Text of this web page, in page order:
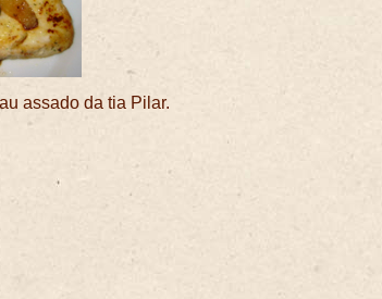
assado da tia Pilar.